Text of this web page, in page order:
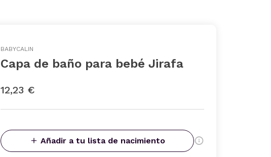
BABYCALIN
Capa de baño para bebé Jirafa
12,23 €
Añadir a tu lista de nacimiento